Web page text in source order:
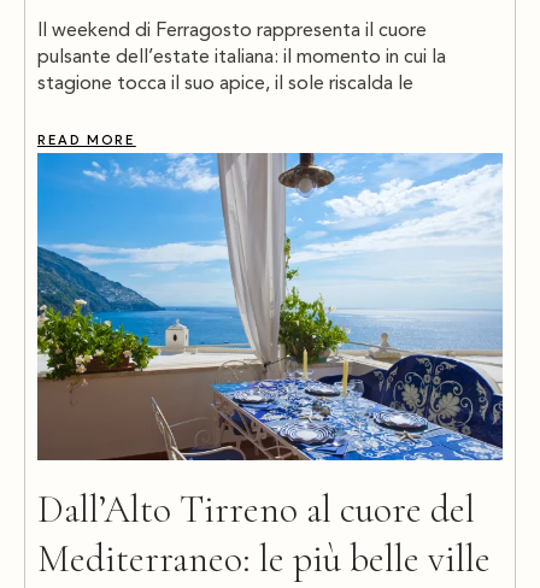
Il weekend di Ferragosto rappresenta il cuore
pulsante dell’estate italiana: il momento in cui la
stagione tocca il suo apice, il sole riscalda le
READ MORE
Dall’Alto Tirreno al cuore del
Mediterraneo: le più belle ville